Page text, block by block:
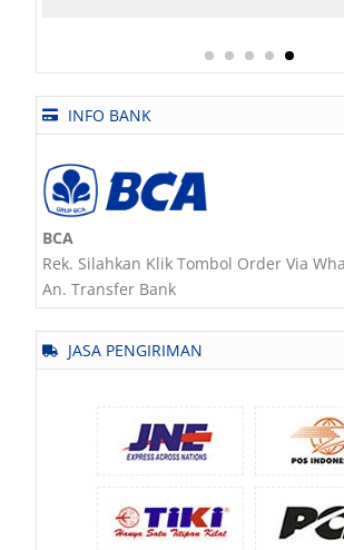
INFO BANK
BCA
Rek. Silahkan Klik Tombol Order Via
An. Transfer Bank
JASA PENGIRIMAN